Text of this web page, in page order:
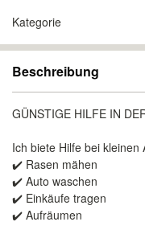
Kategorie
Beschreibung
GÜNSTIGE HILFE IN
Ich biete Hilfe bei kleinen
✔️ Rasen mähen
✔️ Auto waschen
✔️ Einkäufe tragen
✔️ Aufräumen